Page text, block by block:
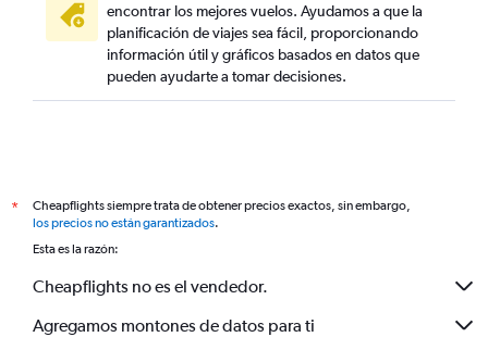
encontrar los mejores vuelos. Ayudamos a que la
planificación de viajes sea fácil, proporcionando
información útil y gráficos basados en datos que
pueden ayudarte a tomar decisiones.
*
Cheapflights siempre trata de obtener precios exactos, sin embargo,
los precios no están garantizados.
Esta es la razón:
Cheapflights no es el vendedor.
Agregamos montones de datos para ti